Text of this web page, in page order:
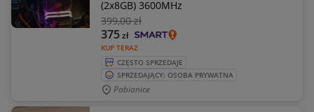
(2x8GB) 3600MHz
399,00 zł
KUP TERAZ
375zł
CZĘSTO SPRZEDAJE
SPRZEDAJĄCY: OSOBA PRYWATNA
Pabianice